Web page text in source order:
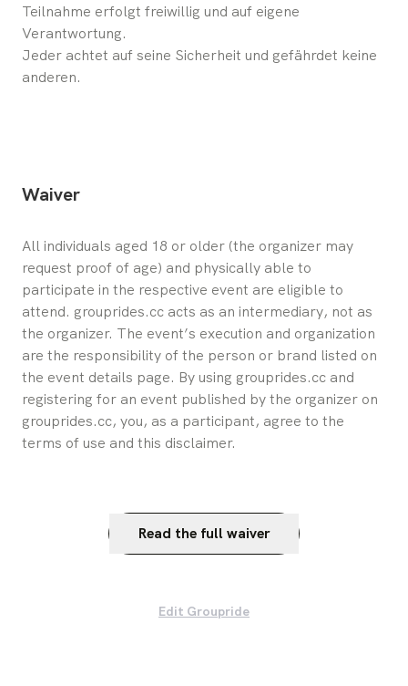
Teilnahme erfolgt freiwillig und auf eigene
Verantwortung.
Jeder achtet auf seine Sicherheit und gefährdet keine
anderen.
Waiver
All individuals aged 18 or older (the organizer may
request proof of age) and physically able to
participate in the respective event are eligible to
attend. grouprides.cc acts as an intermediary, not as
the organizer. The event’s execution and organization
are the responsibility of the person or brand listed on
the event details page. By using grouprides.cc and
registering for an event published by the organizer on
grouprides.cc, you, as a participant, agree to the
terms of use and this disclaimer.
Read the full waiver
Edit Groupride